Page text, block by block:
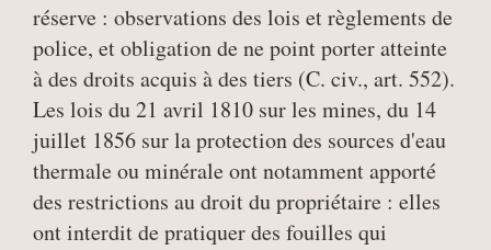
réserve : observations des lois et règlements de
police, et obligation de ne point porter atteinte
à des droits acquis à des tiers (C. civ., art. 552).
Les lois du 21 avril 1810 sur les mines, du 14
juillet 1856 sur la protection des sources d'eau
thermale ou minérale ont notamment apporté
des restrictions au droit du propriétaire : elles
ont interdit de pratiquer des fouilles qui